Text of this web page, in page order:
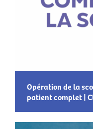
Opération de la
patient complet |